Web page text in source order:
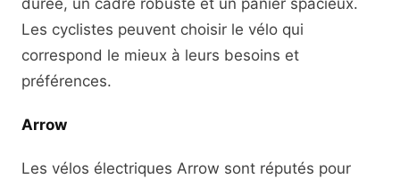
durée, un cadre robuste et un panier spacieux.
Les cyclistes peuvent choisir le vélo qui
correspond le mieux à leurs besoins et
préférences.
Arrow
Les vélos électriques Arrow sont réputés pour